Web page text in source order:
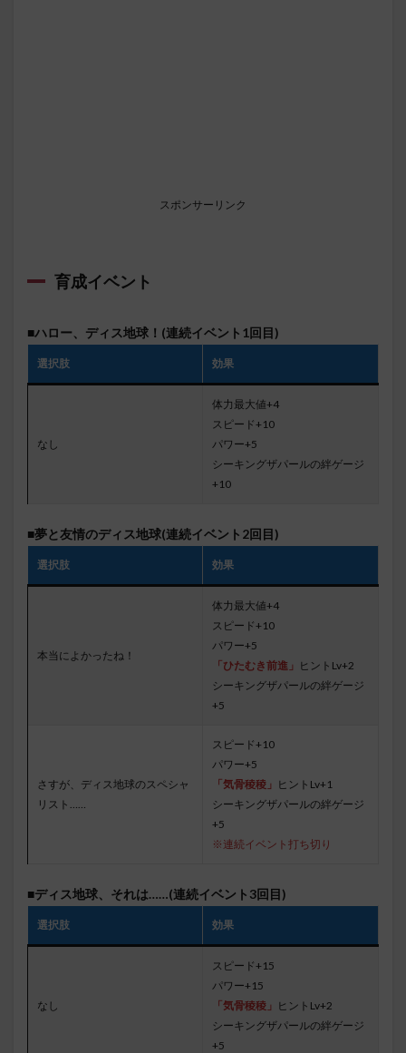
スポンサーリンク
育成イベント
■ハロー、ディス地球！(連続イベント1回目)
選択肢 効果
なし
体力最大値+4
スピード+10
パワー+5
シーキングザパールの絆ゲージ
+10
■夢と友情のディス地球(連続イベント2回目)
選択肢 効果
本当によかったね！
体力最大値+4
スピード+10
パワー+5
「ひたむき前進」 ヒントLv+2
シーキングザパールの絆ゲージ
+5
さすが、ディス地球のスペシャ
リスト……
スピード+10
パワー+5
「気骨稜稜」 ヒントLv+1
シーキングザパールの絆ゲージ
+5
※連続イベント打ち切り
■ディス地球、それは……(連続イベント3回目)
選択肢 効果
なし
スピード+15
パワー+15
「気骨稜稜」 ヒントLv+2
シーキングザパールの絆ゲージ
+5